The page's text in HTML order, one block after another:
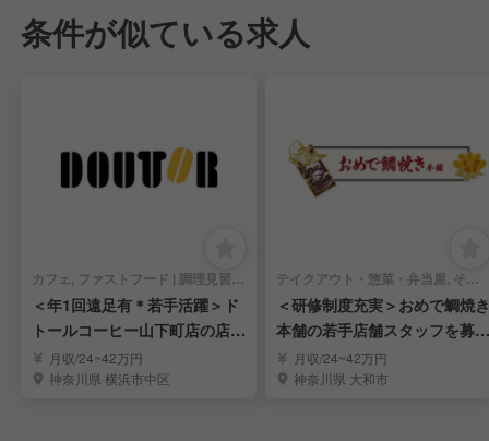
条件が似ている求人
カフェ, ファストフード | 調理見習い・調理補助
＜年1回遠足有＊若手活躍＞ド
トールコーヒー山下町店の店舗
スタッフを大募集
月収/24~42万円
神奈川県 横浜市中区
テイクアウト・惣菜・弁当屋, その他(料理ジャンル) | 調理見習い・調理補助
＜研修制度充実＞おめで鯛焼き
本舗の若手店舗スタッフを募集
／イオンモール大和
月収/24~42万円
神奈川県 大和市